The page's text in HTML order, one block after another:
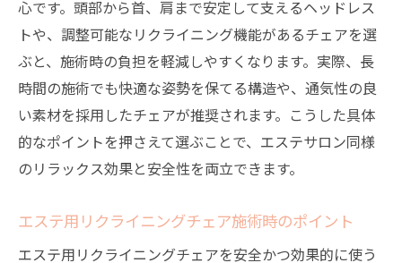
心です。頭部から首、肩まで安定して支えるヘッドレス
トや、調整可能なリクライニング機能があるチェアを選
ぶと、施術時の負担を軽減しやすくなります。実際、長
時間の施術でも快適な姿勢を保てる構造や、通気性の良
い素材を採用したチェアが推奨されます。こうした具体
的なポイントを押さえて選ぶことで、エステサロン同様
のリラックス効果と安全性を両立できます。
エステ用リクライニングチェア施術時のポイント
エステ用リクライニングチェアを安全かつ効果的に使う